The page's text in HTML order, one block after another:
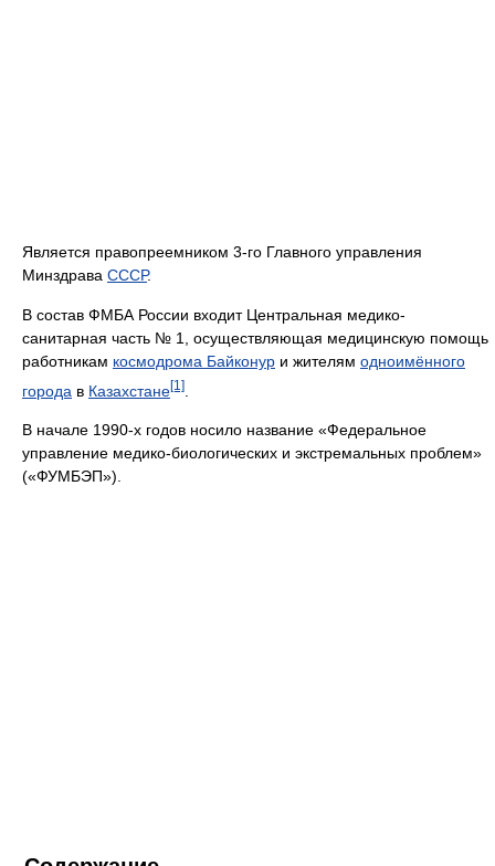
Является правопреемником 3-го Главного управления
Минздрава СССР.
В состав ФМБА России входит Центральная медико-
санитарная часть № 1, осуществляющая медицинскую помощь
работникам космодрома Байконур и жителям одноимённого
города в Казахстане[1]
В начале 1990-х годов носило название «Федеральное
управление медико-биологических и экстремальных проблем»
(«ФУМБЭП»).